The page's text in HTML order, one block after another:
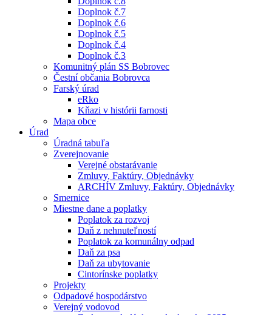
Doplnok č.7
Doplnok č.6
Doplnok č.5
Doplnok č.4
Doplnok č.3
Komunitný plán SS Bobrovec
Čestní občania Bobrovca
Farský úrad
eRko
Kňazi v histórii farnosti
Mapa obce
Úrad
Úradná tabuľa
Zverejnovanie
Verejné obstarávanie
Zmluvy, Faktúry, Objednávky
ARCHÍV Zmluvy, Faktúry, Objednávky
Smernice
Miestne dane a poplatky
Poplatok za rozvoj
Daň z nehnuteľností
Poplatok za komunálny odpad
Daň za psa
Daň za ubytovanie
Cintorínske poplatky
Projekty
Odpadové hospodárstvo
Verejný vodovod